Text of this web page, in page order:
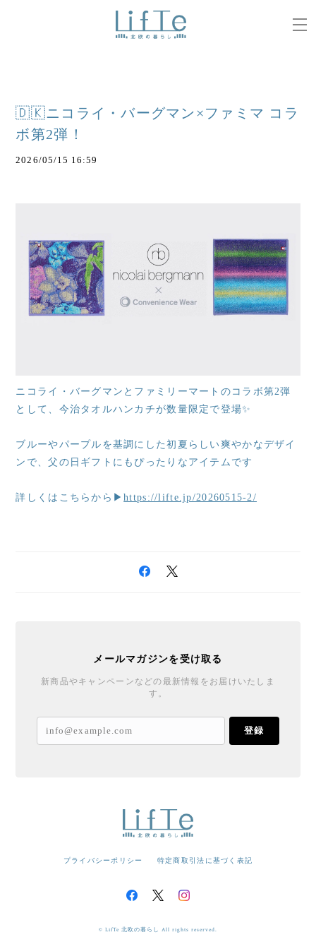
🇩🇰ニコライ・バーグマン×ファミマ コラ
ボ第2弾！
2026/05/15 16:59
ニコライ・バーグマンとファミリーマートのコラボ第2弾
として、今治タオルハンカチが数量限定で登場✨
ブルーやパープルを基調にした初夏らしい爽やかなデザイ
ンで、父の日ギフトにもぴったりなアイテムです
詳しくはこちらから▶https://lifte.jp/20260515-2/
メールマガジンを受け取る
新商品やキャンペーンなどの最新情報をお届けいたしま
す。
登録
プライバシーポリシー 特定商取引法に基づく表記
© LifTe 北欧の暮らし All rights reserved.